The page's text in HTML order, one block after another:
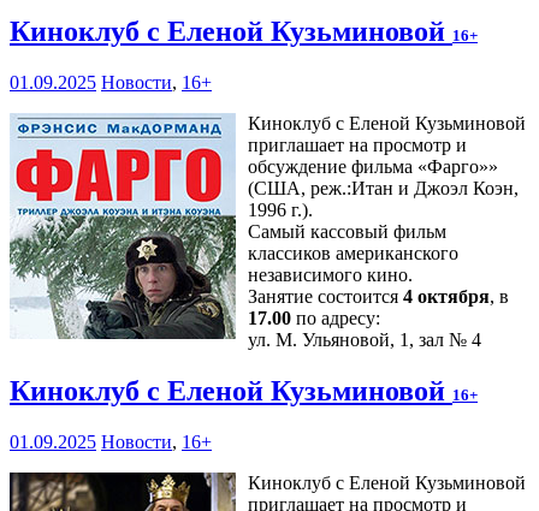
Киноклуб с Еленой Кузьминовой 16+
01.09.2025 Новости, 16+
Киноклуб с Еленой Кузьминовой
приглашает на просмотр и
обсуждение фильма «Фарго»»
(США, реж.:Итан и Джоэл Коэн,
1996 г.).
Самый кассовый фильм
классиков американского
независимого кино.
Занятие состоится 4 октября, в
17.00 по адресу:
ул. М. Ульяновой, 1, зал № 4
Киноклуб с Еленой Кузьминовой 16+
01.09.2025 Новости, 16+
Киноклуб с Еленой Кузьминовой
приглашает на просмотр и